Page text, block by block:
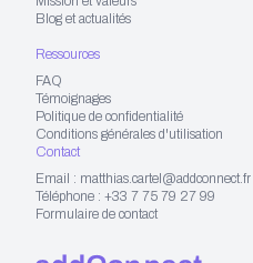
Blog et actualités
Ressources
FAQ
Témoignages
Politique de confidentialité
Conditions générales d'utilisation
Contact
Email : matthias.cartel@addconnect.fr
Téléphone : +33 7 75 79 27 99
Formulaire de contact